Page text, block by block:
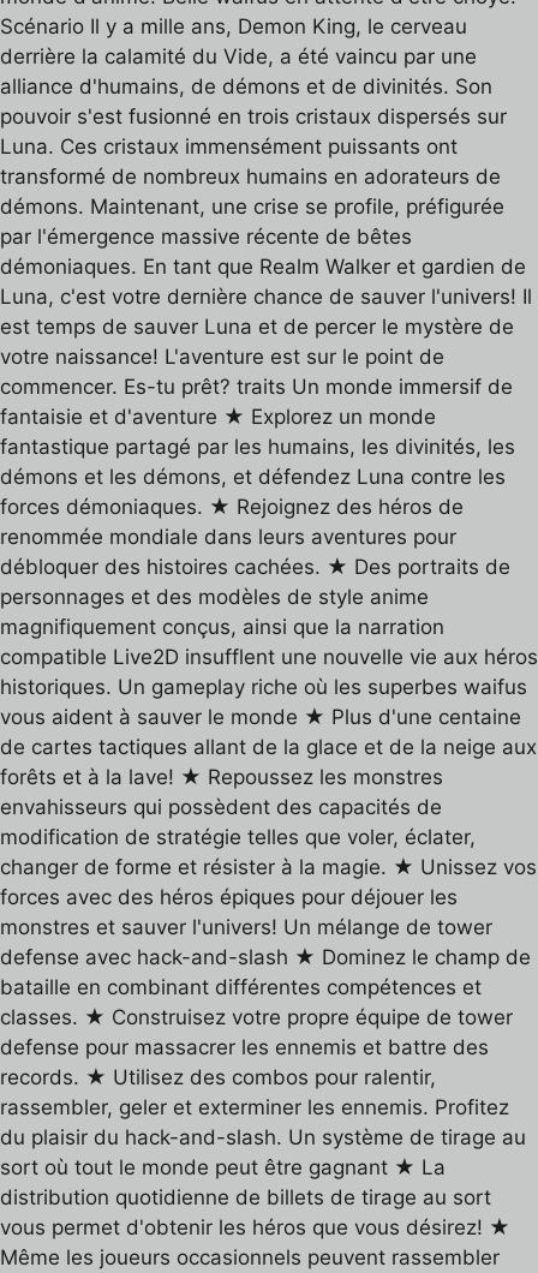
Scénario Il y a mille ans, Demon King, le cerveau
derrière la calamité du Vide, a été vaincu par une
alliance d'humains, de démons et de divinités. Son
pouvoir s'est fusionné en trois cristaux dispersés sur
Luna. Ces cristaux immensément puissants ont
transformé de nombreux humains en adorateurs de
démons. Maintenant, une crise se profile, préfigurée
par l'émergence massive récente de bêtes
démoniaques. En tant que Realm Walker et gardien de
Luna, c'est votre dernière chance de sauver l'univers! Il
est temps de sauver Luna et de percer le mystère de
votre naissance! L'aventure est sur le point de
commencer. Es-tu prêt? traits Un monde immersif de
fantaisie et d'aventure ★ Explorez un monde
fantastique partagé par les humains, les divinités, les
démons et les démons, et défendez Luna contre les
forces démoniaques. ★ Rejoignez des héros de
renommée mondiale dans leurs aventures pour
débloquer des histoires cachées. ★ Des portraits de
personnages et des modèles de style anime
magnifiquement conçus, ainsi que la narration
compatible Live2D insufflent une nouvelle vie aux héros
historiques. Un gameplay riche où les superbes waifus
vous aident à sauver le monde ★ Plus d'une centaine
de cartes tactiques allant de la glace et de la neige aux
forêts et à la lave! ★ Repoussez les monstres
envahisseurs qui possèdent des capacités de
modification de stratégie telles que voler, éclater,
changer de forme et résister à la magie. ★ Unissez vos
forces avec des héros épiques pour déjouer les
monstres et sauver l'univers! Un mélange de tower
defense avec hack-and-slash ★ Dominez le champ de
bataille en combinant différentes compétences et
classes. ★ Construisez votre propre équipe de tower
defense pour massacrer les ennemis et battre des
records. ★ Utilisez des combos pour ralentir,
rassembler, geler et exterminer les ennemis. Profitez
du plaisir du hack-and-slash. Un système de tirage au
sort où tout le monde peut être gagnant ★ La
distribution quotidienne de billets de tirage au sort
vous permet d'obtenir les héros que vous désirez! ★
Même les joueurs occasionnels peuvent rassembler